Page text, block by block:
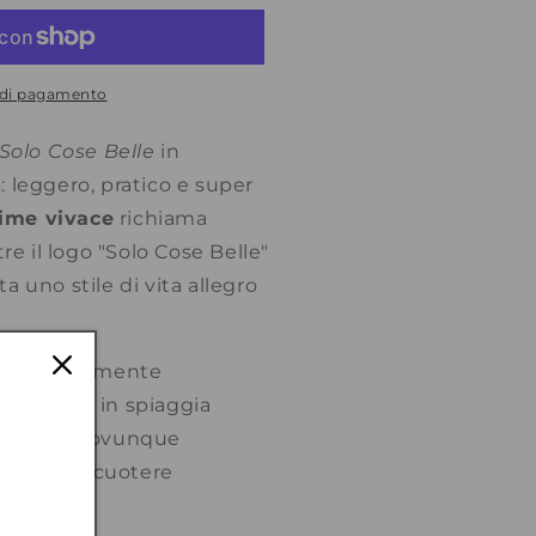
pagamento
Solo Cose Belle in
: leggero, pratico e super
vivace richiama
il logo "Solo Cose Belle"
uno stile di vita allegro
velocemente
unico in spiaggia
portare ovunque
da scuotere